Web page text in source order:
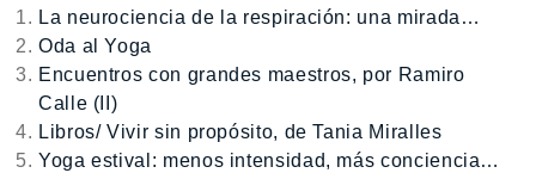
La neurociencia de la respiración: una mirada…
Oda al Yoga
Encuentros con grandes maestros, por Ramiro
Calle (II)
Libros/ Vivir sin propósito, de Tania Miralles
Yoga estival: menos intensidad, más conciencia…